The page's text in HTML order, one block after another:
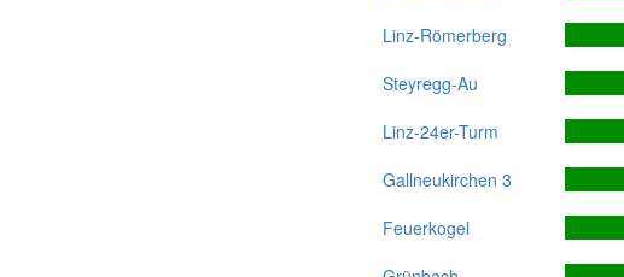
Linz-Römerberg
Steyregg-Au
Linz-24er-Turm
Gallneukirchen 3
Feuerkogel